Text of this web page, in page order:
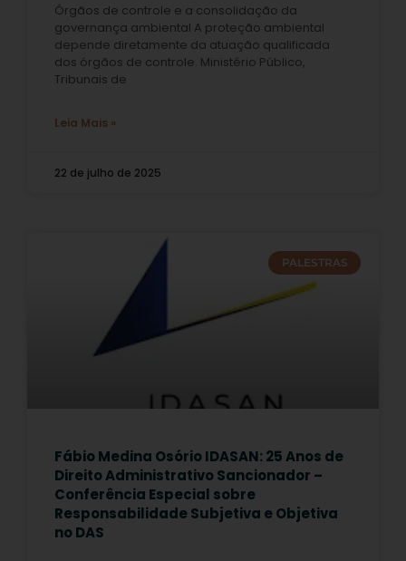
Órgãos de controle e a consolidação da
governança ambiental A proteção ambiental
depende diretamente da atuação qualificada
dos órgãos de controle. Ministério Público,
Tribunais de
Leia Mais »
22 de julho de 2025
PALESTRAS
Fábio Medina Osório IDASAN: 25 Anos de
Direito Administrativo Sancionador –
Conferência Especial sobre
Responsabilidade Subjetiva e Objetiva
no DAS